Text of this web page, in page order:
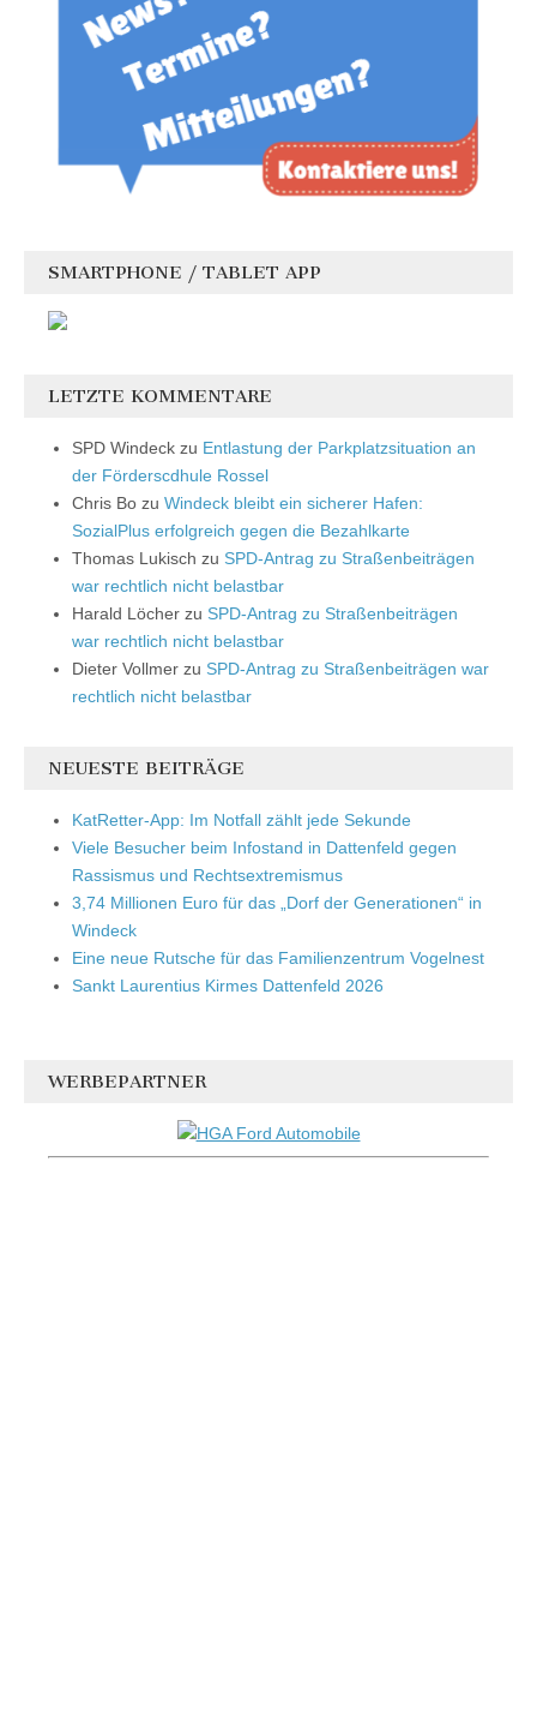
SMARTPHONE / TABLET APP
LETZTE KOMMENTARE
SPD Windeck zu Entlastung der Parkplatzsituation an
der Förderscdhule Rossel
Chris Bo zu Windeck bleibt ein sicherer Hafen:
SozialPlus erfolgreich gegen die Bezahlkarte
Thomas Lukisch zu SPD-Antrag zu Straßenbeiträgen
war rechtlich nicht belastbar
Harald Löcher zu SPD-Antrag zu Straßenbeiträgen
war rechtlich nicht belastbar
Dieter Vollmer zu SPD-Antrag zu Straßenbeiträgen war
rechtlich nicht belastbar
NEUESTE BEITRÄGE
KatRetter-App: Im Notfall zählt jede Sekunde
Viele Besucher beim Infostand in Dattenfeld gegen
Rassismus und Rechtsextremismus
3,74 Millionen Euro für das „Dorf der Generationen“ in
Windeck
Eine neue Rutsche für das Familienzentrum Vogelnest
Sankt Laurentius Kirmes Dattenfeld 2026
WERBEPARTNER